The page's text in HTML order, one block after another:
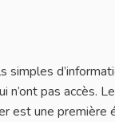
pas accès.
est une première